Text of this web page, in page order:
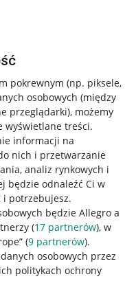
pokrewnym (np. piksele,
osobowych (między
przeglądarki), możemy
wyświetlane treści.
informacji na
nich i przetwarzanie
analiz rynkowych i
będzie odnaleźć Ci w
i potrzebujesz.
będzie Allegro a
(17 partnerów), w
(9 partnerów).
osobowych przez
politykach ochrony